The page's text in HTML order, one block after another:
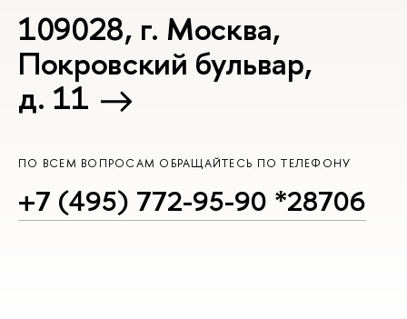
109028, г. Москва,
Покровский бульвар,
д. 11
ПО ВСЕМ ВОПРОСАМ ОБРАЩАЙТЕСЬ ПО ТЕЛЕФОНУ
+7 (495) 772-95-90 *28706